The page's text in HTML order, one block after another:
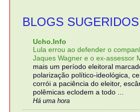
BLOGS SUGERIDOS
Ucho.Info
Lula errou ao defender o
Jaques Wagner e o ex-assessor
mais um período eleitoral
polarização político-ideológica,
corrói a paciência do eleitor,
polêmicas eclodem a todo ...
Há uma hora